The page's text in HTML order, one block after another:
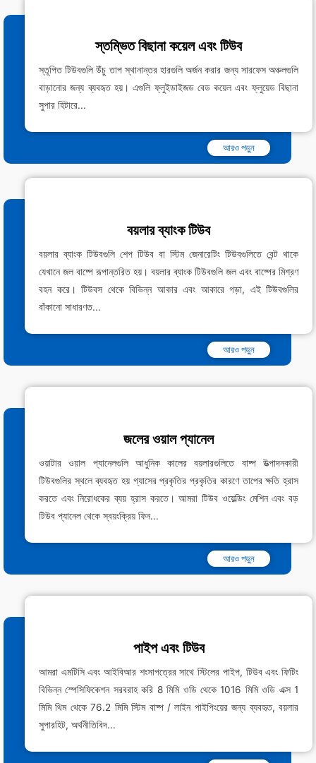
স্তম্ভিত বিছানা কয়েল এবং টিউব
স্তূপিত টিউবগুলি উঁচু তাপ স্থানান্তর হারগুলি অর্জন করার জন্য সারফেস অঞ্চলগুলি
বাড়ানোর জন্য ব্যবহৃত হয়। এগুলি ফ্লুইডাইজড বেড কয়েল এবং ফ্লুয়েড বিছানা
সুপার হিটারে...
আরও পড়ুন
বয়লার ব্যাংক টিউব
বয়লার ব্যাংক টিউবগুলি শেপ টিউব বা স্টিম জেনারেটিং টিউবগুলিতে বেন্ট থাকে
যেখানে জল বাষ্পে রূপান্তরিত হয়। বয়লার ব্যাংক টিউবগুলি জল এবং বাষ্পের মিশ্রণ
বহন করে। টিউবস থেকে বিভিন্ন আকার এবং আকারে গড়া, এই টিউবগুলির
বাঁকানো সাধারণত...
আরও পড়ুন
জলের ওয়াল প্যানেল
ওয়াটার ওয়াল প্যানেলগুলি আধুনিক কালের বয়লারগুলিতে বাষ্প উত্পাদনকারী
টিউবগুলির স্থলে ব্যবহৃত হয় গ্যাসের প্রকৃতির প্রকৃতির কারণে তাপের ক্ষতি হ্রাস
করতে এবং নিরোধকের ব্যয় হ্রাস করতে। আমরা টিউব ওয়েল্ডিং মেশিন এবং বড়
টিউব প্যানেল থেকে স্বয়ংক্রিয় ফিন...
আরও পড়ুন
পাইপ এবং টিউব
আমরা এমটিসি এবং আইবিআর শংসাপত্রের সাথে স্টিলের পাইপ, টিউব এবং ফিটিং
বিভিন্ন স্পেসিফিকেশন সরবরাহ করি 8 মিমি ওডি থেকে 1016 মিমি ওডি এক্স 1
মিমি থিম থেকে 76.2 মিমি স্টিম বাষ্প / লাইন পাইপিংয়ের জন্য ব্যবহৃত, বয়লার
সুপারহিট, অর্থনীতিবিদ...